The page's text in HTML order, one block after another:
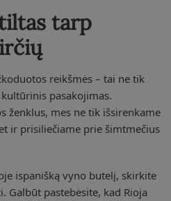
tarp
reikšmės – tai ne tik
pasakojimas.
ženklus, mes ne tik išsirenkame
ir prisiliečiame prie šimtmečius
ispanišką vyno butelį, skirkite
Galbūt pastebėsite, kad Rioja